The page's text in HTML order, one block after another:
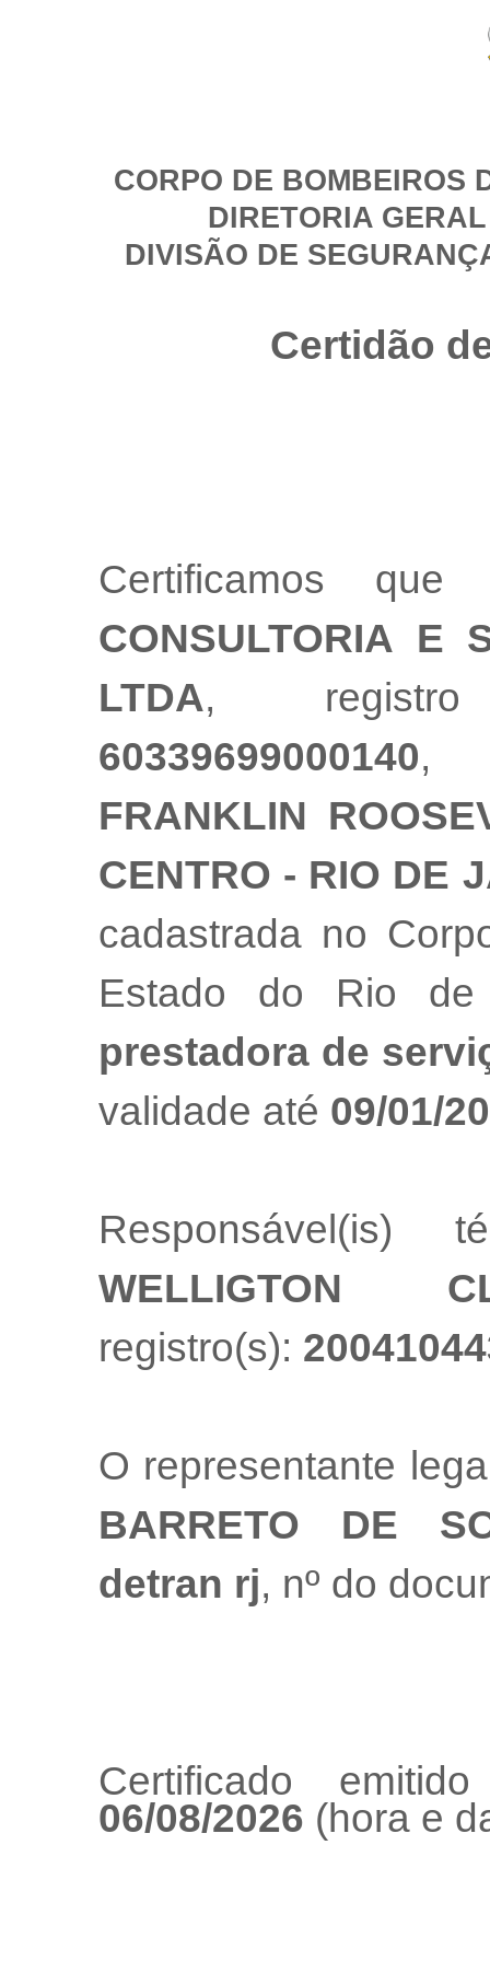
CORPO DE BOMBEIROS
DIRETORIA
DIVISÃO DE
Certidão
Certificamos
CONSULTORIA E
LTDA,
60339699000140,
FRANKLIN
CENTRO - RIO DE
cadastrada no
Estado do Rio
prestadora de
validade até 09/01/
Responsável(is)
WELLIGTON
registro(s):
O representante
BARRETO DE
detran rj, nº do
Certificado
06/08/2026 (hora e